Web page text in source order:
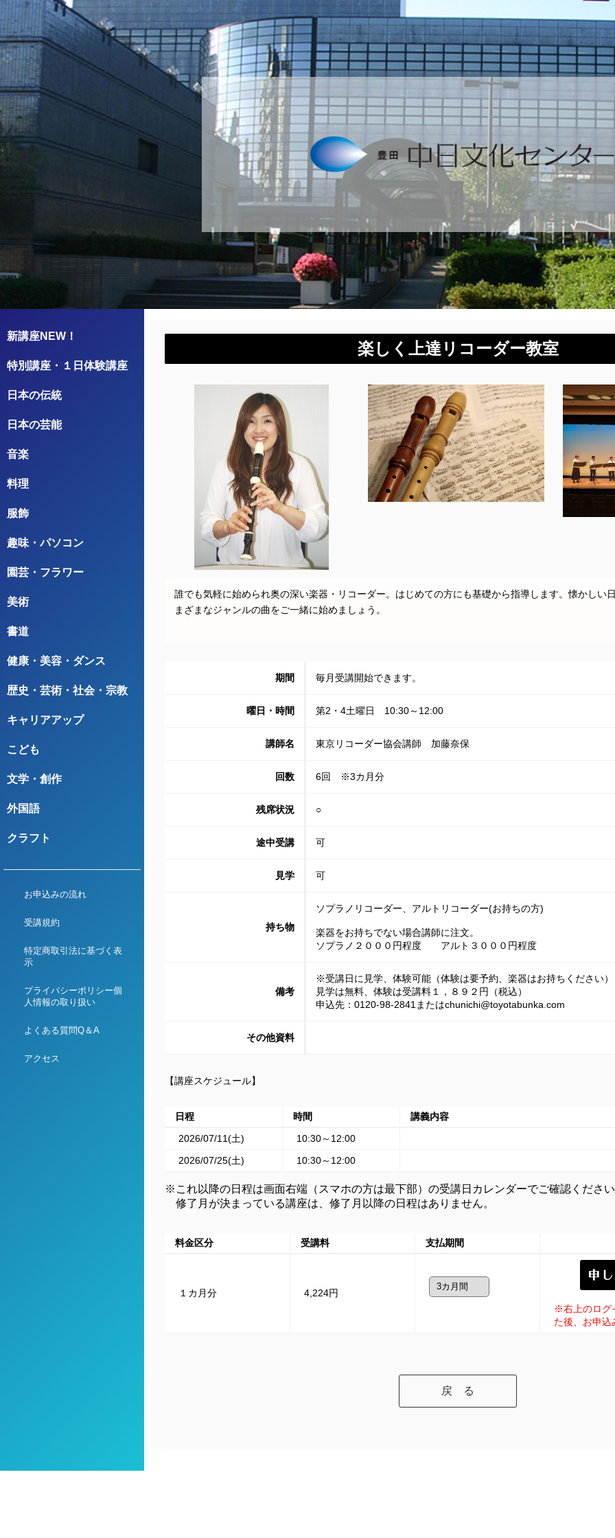
新講座NEW！
特別講座・１日体験講座
日本の伝統
日本の芸能
音楽
料理
服飾
趣味・パソコン
園芸・フラワー
美術
書道
健康・美容・ダンス
歴史・芸術・社会・宗教
キャリアアップ
こども
文学・創作
外国語
クラフト
お申込みの流れ
受講規約
特定商取引法に基づく表
示
プライバシーポリシー個
人情報の取り扱い
よくある質問Q＆A
アクセス
楽しく上達リコーダー教室
誰でも気軽に始められ奥の深い楽器・リコーダー。はじめての方にも基礎から指導します。懐かしい
まざまなジャンルの曲をご一緒に始めましょう。
期間 毎月受講開始できます。
曜日・時間 第2・4土曜日 10:30～12:00
講師名 東京リコーダー協会講師 加藤奈保
回数 6回 ※3カ月分
残席状況 ○
途中受講 可
見学 可
持ち物
ソプラノリコーダー、アルトリコーダー(お持ちの方)
楽器をお持ちでない場合講師に注文。
ソプラノ２０００円程度　　アルト３０００円程度
備考
※受講日に見学、体験可能（体験は要予約、楽器はお持ちください）
見学は無料、体験は受講料１，８９２円（税込）
申込先：0120-98-2841またはchunichi@toyotabunka.com
その他資料
【講座スケジュール】
日程 時間
講義内容
2026/07/11(土)
10:30～12:00
2026/07/25(土)
10:30～12:00
※これ以降の日程は画面右端（スマホの方は最下部）の受講日カレンダーでご確認くださ
修了月が決まっている講座は、修了月以降の日程はありません。
料金区分 受講料 支払期間
１カ月分
4,224円
※右上のログ
た後、お申込
戻 る